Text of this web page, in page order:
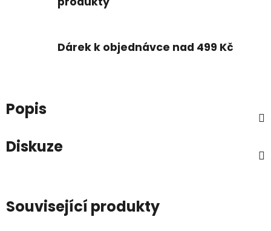
Dárek k objednávce nad 499 Kč
Popis
Diskuze
Související produkty